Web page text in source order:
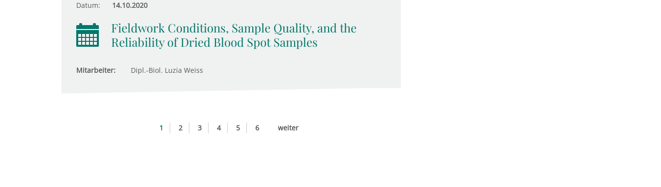
Datum: 14.10.2020
Fieldwork Conditions, Sample Quality, and the
Reliability of Dried Blood Spot Samples
Mitarbeiter: Dipl.-Biol. Luzia Weiss
1 2 3 4 5 6 weiter